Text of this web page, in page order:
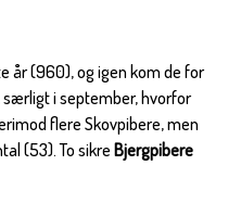
år (960), og igen kom de for
i september, hvorfor
flere Skovpibere, men
(53). To sikre Bjergpibere